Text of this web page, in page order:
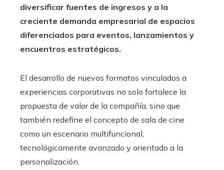
diversificar fuentes de ingresos y a la
creciente demanda empresarial de espacios
diferenciados para eventos, lanzamientos y
encuentros estratégicos.
El desarrollo de nuevos formatos vinculados a
experiencias corporativas no solo fortalece la
propuesta de valor de la compañía, sino que
también redefine el concepto de sala de cine
como un escenario multifuncional,
tecnológicamente avanzado y orientado a la
personalización.